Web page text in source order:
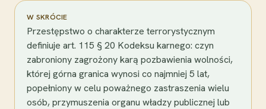
W SKRÓCIE
Przestępstwo o charakterze terrorystycznym
definiuje art. 115 § 20 Kodeksu karnego: czyn
zabroniony zagrożony karą pozbawienia wolności,
której górna granica wynosi co najmniej 5 lat,
popełniony w celu poważnego zastraszenia wielu
osób, przymuszenia organu władzy publicznej lub